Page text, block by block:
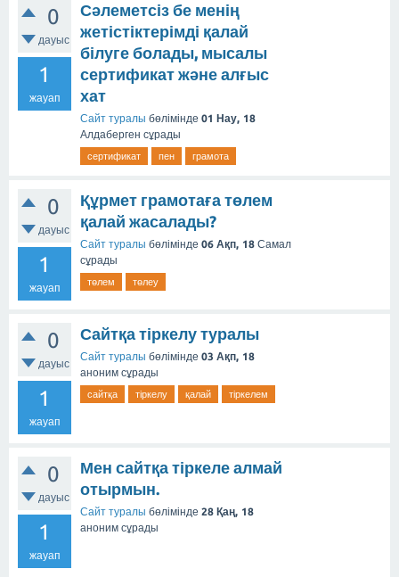
0
дауыс
1
жауап
Сәлеметсіз бе менің
жетістіктерімді қалай
білуге болады, мысалы
сертификат жəне алғыс
хат
Сайт туралы бөлімінде 01 Нау, 18
Алдаберген сұрады
сертификат пен грамота
0
дауыс
1
жауап
Құрмет грамотаға төлем
қалай жасалады?
Сайт туралы бөлімінде 06 Ақп, 18 Самал
сұрады
төлем төлеу
0
дауыс
1
жауап
Сайтқа тіркелу туралы
Сайт туралы бөлімінде 03 Ақп, 18
аноним сұрады
сайтқа тіркелу қалай тіркелем
0
дауыс
1
жауап
Мен сайтқа тіркеле алмай
отырмын.
Сайт туралы бөлімінде 28 Қаң, 18
аноним сұрады